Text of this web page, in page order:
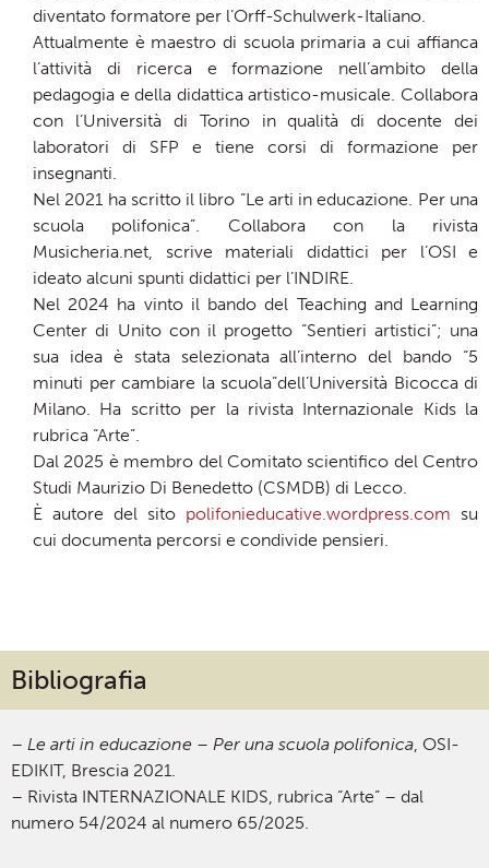
diventato formatore per l’Orff-Schulwerk-Italiano.
Attualmente è maestro di scuola primaria a cui affianca
l’attività di ricerca e formazione nell’ambito della
pedagogia e della didattica artistico-musicale. Collabora
con l’Università di Torino in qualità di docente dei
laboratori di SFP e tiene corsi di formazione per
insegnanti.
Nel 2021 ha scritto il libro “Le arti in educazione. Per una
scuola polifonica”. Collabora con la rivista
Musicheria.net, scrive materiali didattici per l’OSI e
ideato alcuni spunti didattici per l’INDIRE.
Nel 2024 ha vinto il bando del Teaching and Learning
Center di Unito con il progetto “Sentieri artistici”; una
sua idea è stata selezionata all’interno del bando “5
minuti per cambiare la scuola”dell’Università Bicocca di
Milano. Ha scritto per la rivista Internazionale Kids la
rubrica “Arte”.
Dal 2025 è membro del Comitato scientifico del Centro
Studi Maurizio Di Benedetto (CSMDB) di Lecco.
È autore del sito polifonieducative.wordpress.com su
cui documenta percorsi e condivide pensieri.
Bibliografia
– Le arti in educazione – Per una scuola polifonica, OSI-
EDIKIT, Brescia 2021.
– Rivista INTERNAZIONALE KIDS, rubrica “Arte” – dal
numero 54/2024 al numero 65/2025.